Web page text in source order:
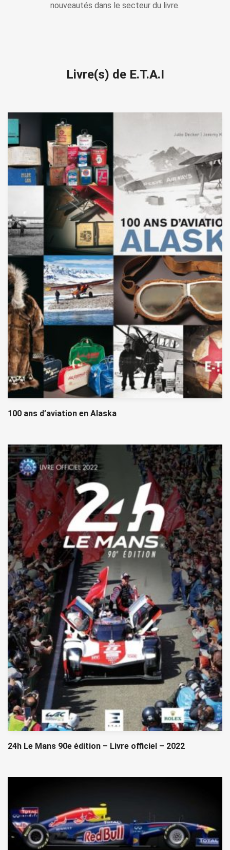
nouveautés dans le secteur du livre.
Livre(s) de E.T.A.I
100 ans d’aviation en Alaska
24h Le Mans 90e édition – Livre officiel – 2022